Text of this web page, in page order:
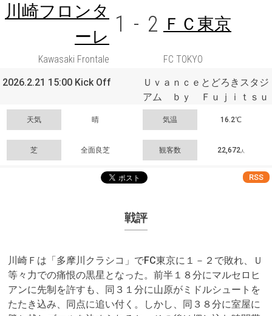
川崎フロンタ
ーレ 1 - 2 ＦＣ東京
Kawasaki Frontale
FC TOKYO
2026.2.21 15:00 Kick Off
Ｕｖａｎｃｅとどろきスタジ
アム ｂｙ Ｆｕｊｉｔｓｕ
天気 晴 気温 16.2℃
芝 全面良芝 観客数 22,672人
RSS
戦評
川崎Ｆは「多摩川クラシコ」でFC東京に１－２で敗れ、Ｕ
等々力での痛恨の黒星となった。前半１８分にマルセロヒ
アンに先制を許すも、同３１分に山原がミドルシュートを
たたき込み、同点に追い付く。しかし、同３８分に室屋に